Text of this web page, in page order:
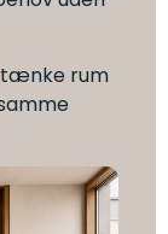
tænke rum